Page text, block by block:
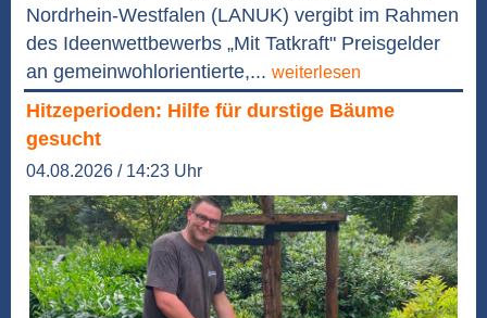
Nordrhein-Westfalen (LANUK) vergibt im Rahmen
des Ideenwettbewerbs „Mit Tatkraft" Preisgelder
an gemeinwohlorientierte,... weiterlesen
Hitzeperioden: Hilfe für durstige Bäume
gesucht
04.08.2026 / 14:23 Uhr